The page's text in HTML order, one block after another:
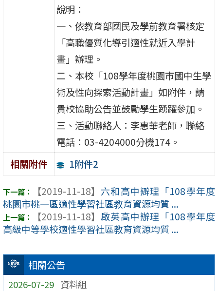
相關公告
2026-07-29 資料組
說明：
一、依教育部國民及學前教育署核定
「高職優質化導引適性就近入學計
畫」辦理。
二、本校「108學年度桃園市國中生學
術及性向探索活動計畫」如附件，請
貴校協助公告並鼓勵學生踴躍參加。
三、活動聯絡人：李惠華老師，聯絡
電話：03-4204000分機174。
相關附件
1附件2
【2019-11-18】 六和高中辧理「108學年度
桃園市桃一區適性學習社區教育資源均質 ...
【2019-11-18】 啟英高中辦理「108學年度
高級中等學校適性學習社區教育資源均質 ...